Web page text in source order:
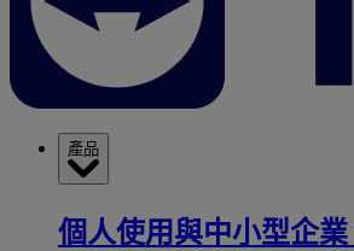
產品
個人使用與中小型企業